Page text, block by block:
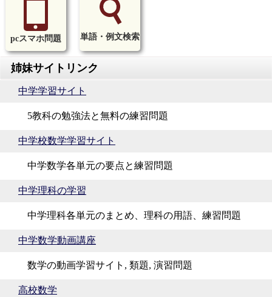
pcスマホ問題 単語・例文検索
中学学習サイト
5教科の勉強法と無料の練習問題
中学校数学学習サイト
中学数学各単元の要点と練習問題
中学理科の学習
中学理科各単元のまとめ、理科の用語、練習問題
中学数学動画講座
数学の動画学習サイト, 類題, 演習問題
高校数学